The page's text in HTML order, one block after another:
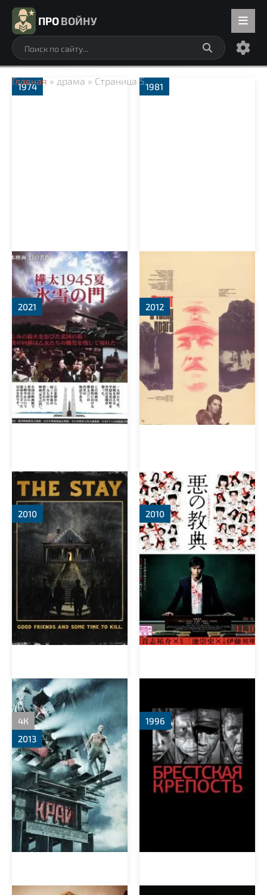
ПРОВОЙНУ
Главная » драма » Страница 5
Лето 1945 года на
Карафуто. Врата из льда
и снега
1974 1981
Пребывание
2021
Урок зла
2012
Край
2010 2010
4К
2013
1996